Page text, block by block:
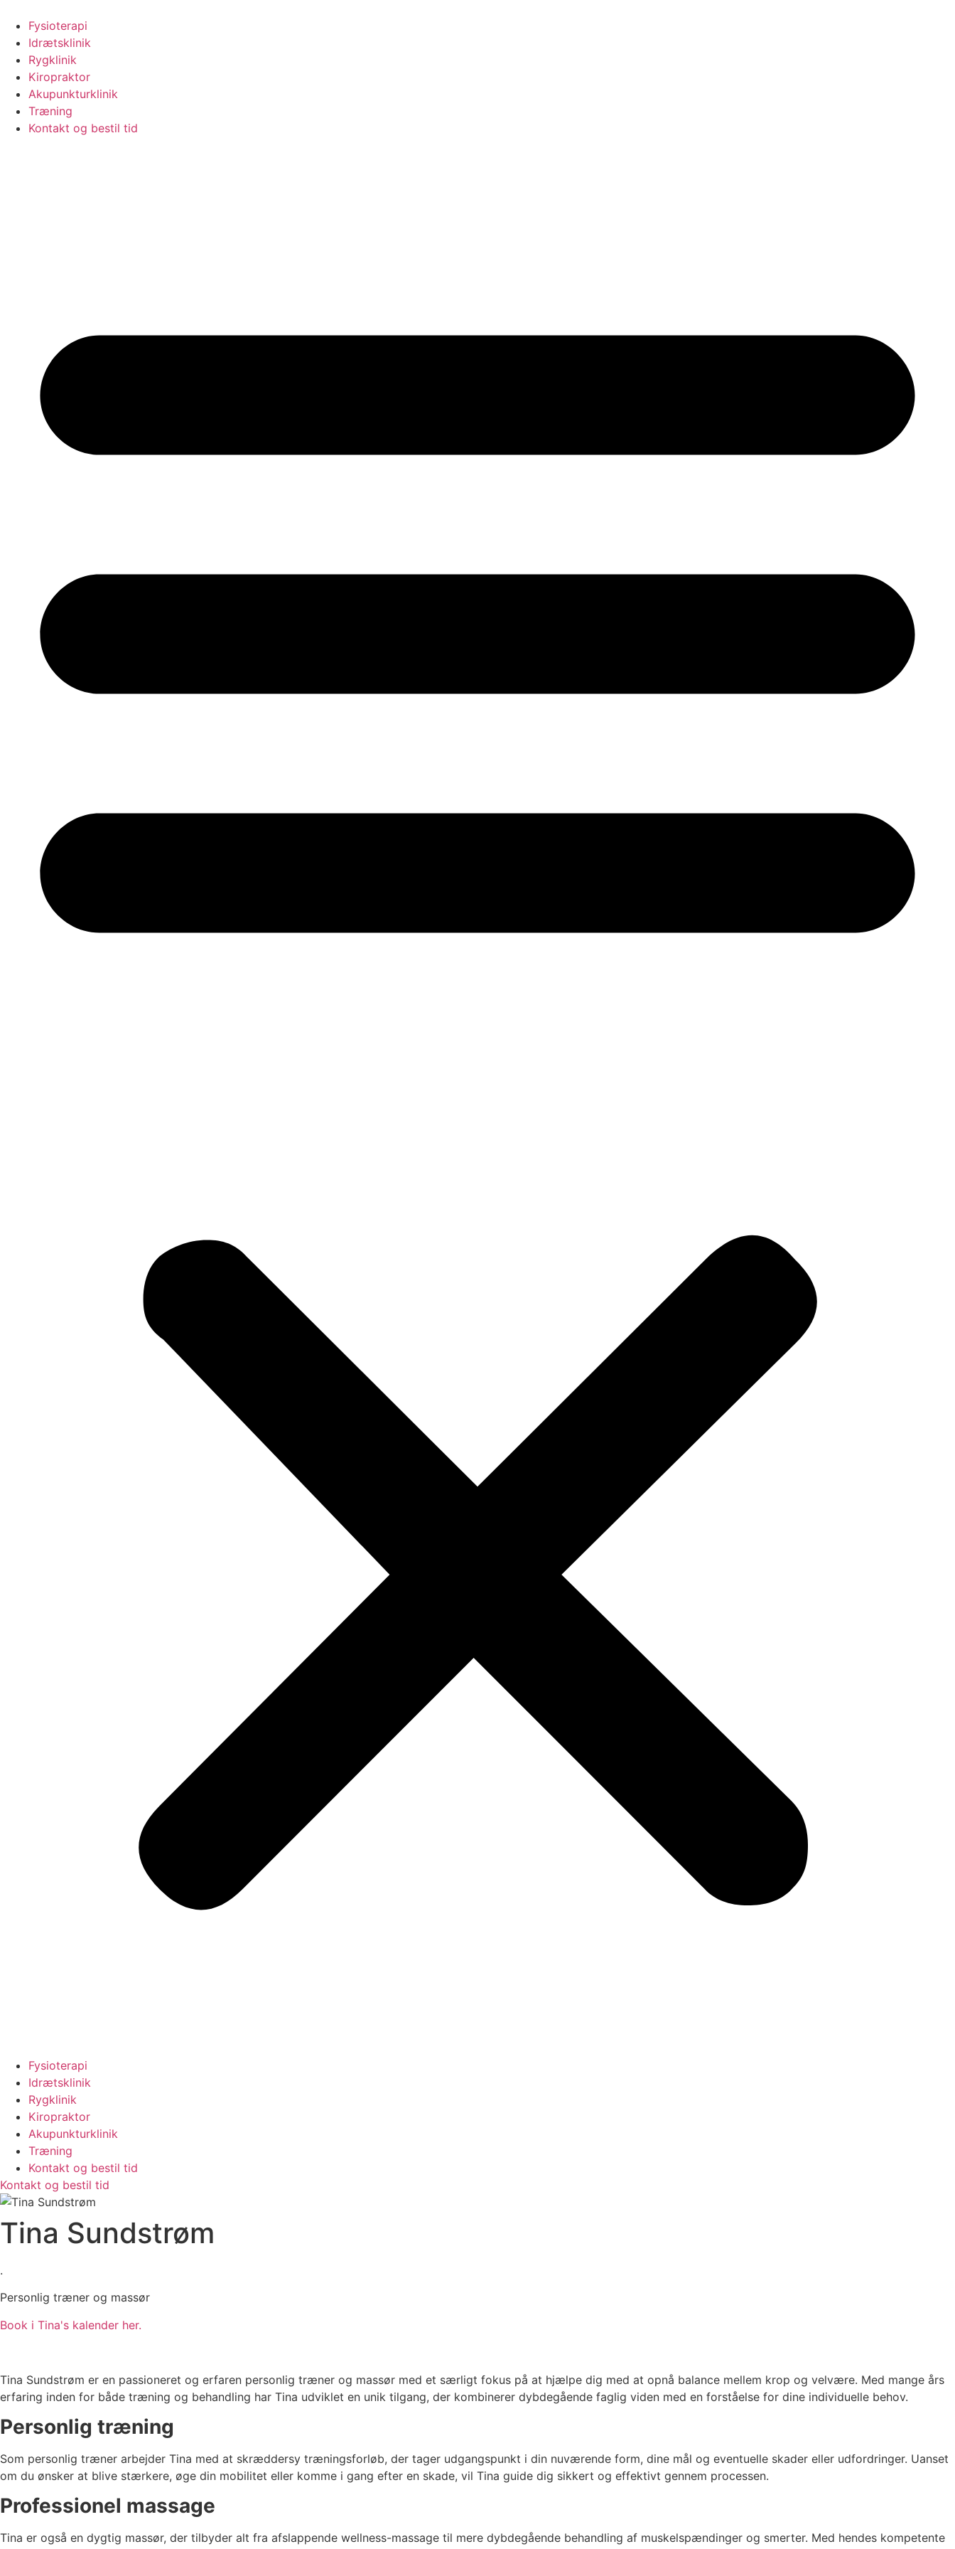
indhold
Fysioterapi
Idrætsklinik
Rygklinik
Kiropraktor
Akupunkturklinik
Træning
Kontakt og bestil tid
Fysioterapi
Idrætsklinik
Rygklinik
Kiropraktor
Akupunkturklinik
Træning
Kontakt og bestil tid
Kontakt og bestil tid
Tina Sundstrøm
.
Personlig træner og massør
Book i Tina's kalender her.
Tina Sundstrøm er en passioneret og erfaren personlig træner og massør med et særligt fokus på at hjælpe dig med at opnå balance mellem krop og velvære. Med mange års
erfaring inden for både træning og behandling har Tina udviklet en unik tilgang, der kombinerer dybdegående faglig viden med en forståelse for dine individuelle behov.
Personlig træning
Som personlig træner arbejder Tina med at skræddersy træningsforløb, der tager udgangspunkt i din nuværende form, dine mål og eventuelle skader eller udfordringer. Uanset
om du ønsker at blive stærkere, øge din mobilitet eller komme i gang efter en skade, vil Tina guide dig sikkert og effektivt gennem processen.
Professionel massage
Tina er også en dygtig massør, der tilbyder alt fra afslappende wellness-massage til mere dybdegående behandling af muskelspændinger og smerter. Med hendes kompetente